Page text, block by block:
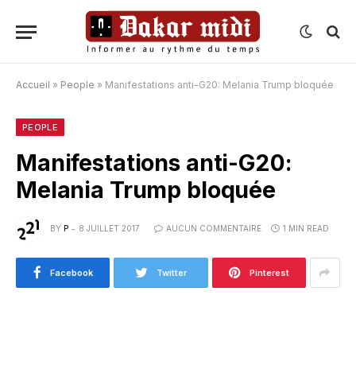
Accueil » People » Manifestations anti-G20: Melania Trump bloquée
PEOPLE
Manifestations anti-G20:
Melania Trump bloquée
BY P 8 JUILLET 2017 AUCUN COMMENTAIRE 1 MIN READ
Facebook Twitter Pinterest